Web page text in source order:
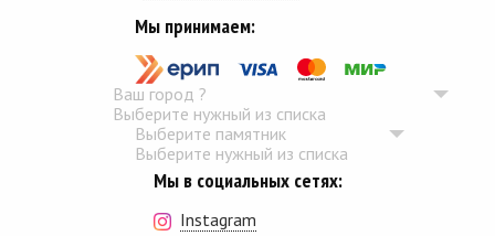
Мы принимаем:
Ваш город ?
Выберите нужный из списка
Выберите памятник
Выберите нужный из списка
Мы в социальных сетях:
Instagram